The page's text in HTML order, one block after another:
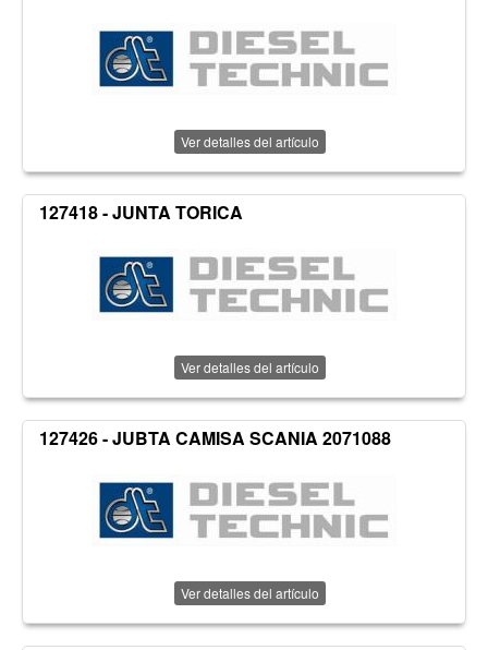
Ver detalles del artículo
127418 - JUNTA TORICA
Ver detalles del artículo
127426 - JUBTA CAMISA SCANIA 2071088
Ver detalles del artículo